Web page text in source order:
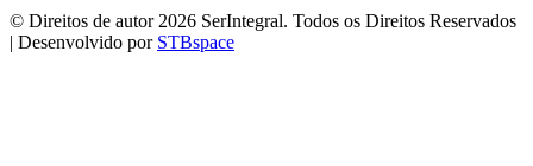
© Direitos de autor 2026 SerIntegral. Todos os Direitos Reservados
| Desenvolvido por STBspace